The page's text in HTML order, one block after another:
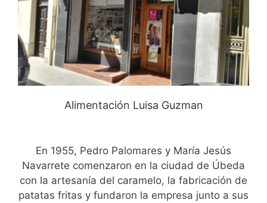
Alimentación Luisa Guzman
En 1955, Pedro Palomares y María Jesús
Navarrete comenzaron en la ciudad de Úbeda
con la artesanía del caramelo, la fabricación de
patatas fritas y fundaron la empresa junto a sus